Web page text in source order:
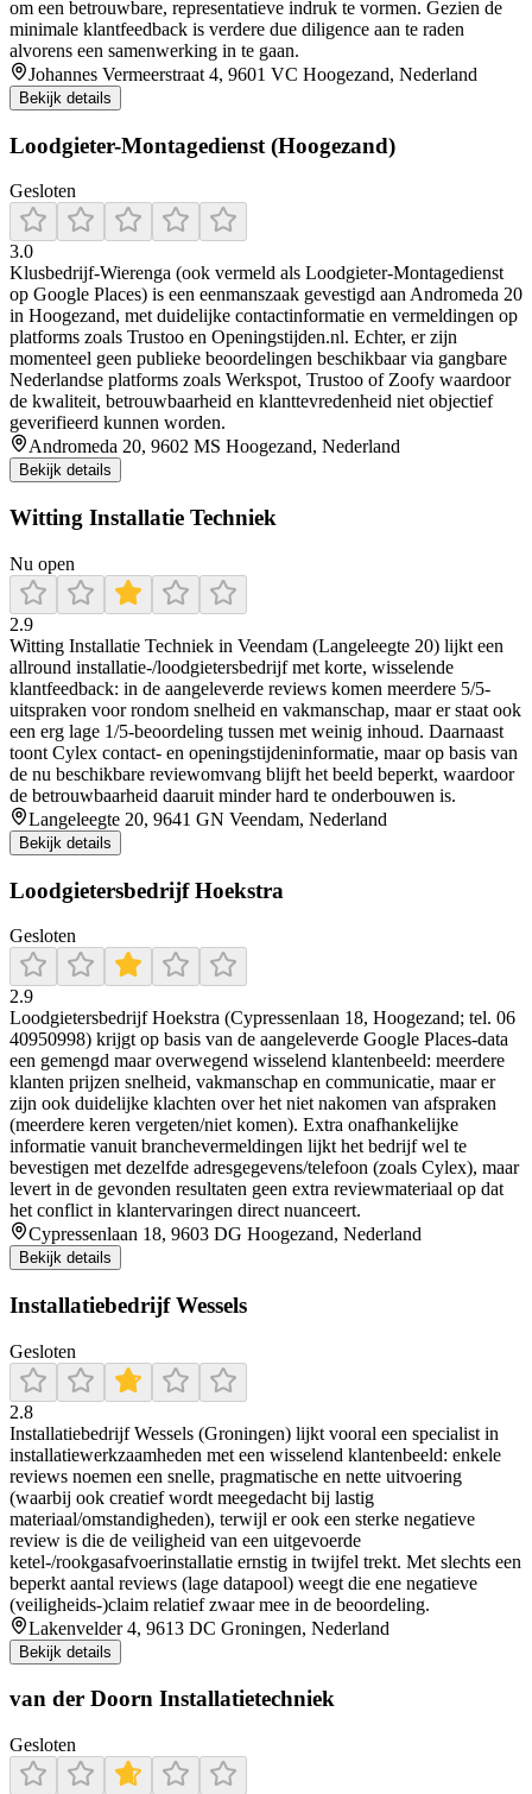
om een betrouwbare, representatieve indruk te vormen. Gezien de
minimale klantfeedback is verdere due diligence aan te raden
alvorens een samenwerking in te gaan.
Johannes Vermeerstraat 4, 9601 VC Hoogezand, Nederland
Bekijk details
Loodgieter-Montagedienst (Hoogezand)
Gesloten
3.0
Klusbedrijf‑Wierenga (ook vermeld als Loodgieter‑Montagedienst
op Google Places) is een eenmanszaak gevestigd aan Andromeda 20
in Hoogezand, met duidelijke contactinformatie en vermeldingen op
platforms zoals Trustoo en Openingstijden.nl. Echter, er zijn
momenteel geen publieke beoordelingen beschikbaar via gangbare
Nederlandse platforms zoals Werkspot, Trustoo of Zoofy waardoor
de kwaliteit, betrouwbaarheid en klanttevredenheid niet objectief
geverifieerd kunnen worden.
Andromeda 20, 9602 MS Hoogezand, Nederland
Bekijk details
Witting Installatie Techniek
Nu open
2.9
Witting Installatie Techniek in Veendam (Langeleegte 20) lijkt een
allround installatie-/loodgietersbedrijf met korte, wisselende
klantfeedback: in de aangeleverde reviews komen meerdere 5/5-
uitspraken voor rondom snelheid en vakmanschap, maar er staat ook
een erg lage 1/5-beoordeling tussen met weinig inhoud. Daarnaast
toont Cylex contact- en openingstijdeninformatie, maar op basis van
de nu beschikbare reviewomvang blijft het beeld beperkt, waardoor
de betrouwbaarheid daaruit minder hard te onderbouwen is.
Langeleegte 20, 9641 GN Veendam, Nederland
Bekijk details
Loodgietersbedrijf Hoekstra
Gesloten
2.9
Loodgietersbedrijf Hoekstra (Cypressenlaan 18, Hoogezand; tel. 06
40950998) krijgt op basis van de aangeleverde Google Places-data
een gemengd maar overwegend wisselend klantenbeeld: meerdere
klanten prijzen snelheid, vakmanschap en communicatie, maar er
zijn ook duidelijke klachten over het niet nakomen van afspraken
(meerdere keren vergeten/niet komen). Extra onafhankelijke
informatie vanuit branchevermeldingen lijkt het bedrijf wel te
bevestigen met dezelfde adresgegevens/telefoon (zoals Cylex), maar
levert in de gevonden resultaten geen extra reviewmateriaal op dat
het conflict in klantervaringen direct nuanceert.
Cypressenlaan 18, 9603 DG Hoogezand, Nederland
Bekijk details
Installatiebedrijf Wessels
Gesloten
2.8
Installatiebedrijf Wessels (Groningen) lijkt vooral een specialist in
installatiewerkzaamheden met een wisselend klantenbeeld: enkele
reviews noemen een snelle, pragmatische en nette uitvoering
(waarbij ook creatief wordt meegedacht bij lastig
materiaal/omstandigheden), terwijl er ook een sterke negatieve
review is die de veiligheid van een uitgevoerde
ketel-/rookgasafvoerinstallatie ernstig in twijfel trekt. Met slechts een
beperkt aantal reviews (lage datapool) weegt die ene negatieve
(veiligheids-)claim relatief zwaar mee in de beoordeling.
Lakenvelder 4, 9613 DC Groningen, Nederland
Bekijk details
van der Doorn Installatietechniek
Gesloten